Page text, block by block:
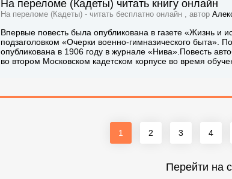
На переломе (Кадеты) читать книгу онлайн
На переломе (Кадеты) - читать бесплатно онлайн , автор
Впервые повесть была опубликована в газете «Жизнь и
подзаголовком «Очерки военно-гимназического быта».
опубликована в 1906 году в журнале «Нива».Повесть
во втором Московском кадетском корпусе во время
1 2 3 4
Перейти на